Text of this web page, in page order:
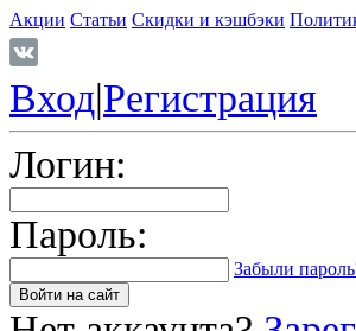
Акции Статьи Скидки и кэшбэки
Вход|Регистрация
Логин:
Пароль:
Забыли